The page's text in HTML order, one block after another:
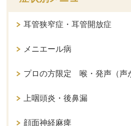
耳管狭窄症・耳管開放症
メニエール病
プロの方限定 喉・発声（声
上咽頭炎・後鼻漏
顔面神経麻痺